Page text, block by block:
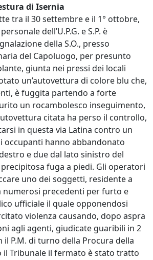
di Isernia
tra il 30 settembre e il 1° ottobre,
dell’U.P.G. e S.P. è
della S.O., presso
del Capoluogo, per presunto
giunta nei pressi dei locali
un’autovettura di colore blu che,
è fuggita partendo a forte
un rocambolesco inseguimento,
citata ha perso il controllo,
in questa via Latina contro un
occupanti hanno abbandonato
e due dal lato sinistro del
fuga a piedi. Gli operatori
uno dei soggetti, residente a
numerosi precedenti per furto e
ufficiale il quale opponendosi
violenza causando, dopo aspra
agli agenti, giudicate guaribili in 2
il P.M. di turno della Procura della
il Tribunale il fermato è stato tratto